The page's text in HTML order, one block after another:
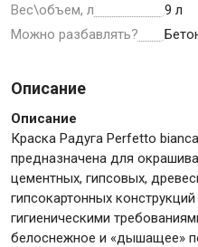
Вес\объем, л
9 л
Можно разбавлять?
Описание
Описание
Краска Радуга Perfetto
предназначена для
цементных, гипсовых,
гипсокартонных
гигиеническими
белоснежное и «дышащее»
Анкеры
Монтажные ленты
Канаты, шнуры